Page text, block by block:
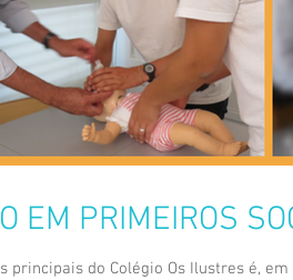
EM PRIMEIROS
principais do Colégio Os Ilustres é,